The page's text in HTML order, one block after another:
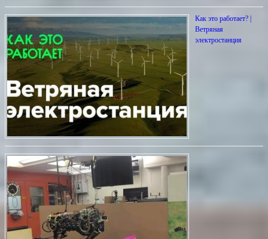
Как это работает? |
Ветряная
электростанция